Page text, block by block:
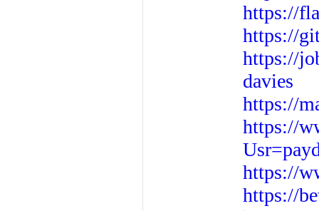
https://
https://
https://
davies
https://
https://
https://
https://